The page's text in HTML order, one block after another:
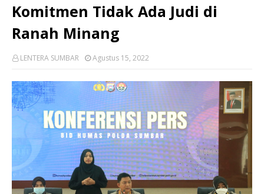
Komitmen Tidak Ada Judi di
Ranah Minang
LENTERA SUMBAR Agustus 15, 2022